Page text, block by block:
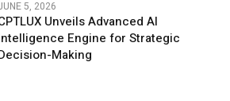
5, 2026
Unveils Advanced AI
Engine for Strategic
Making